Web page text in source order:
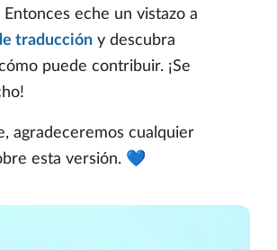
eche un vistazo a
traducción y descubra
puede contribuir. ¡Se
agradeceremos cualquier
esta versión. 💙